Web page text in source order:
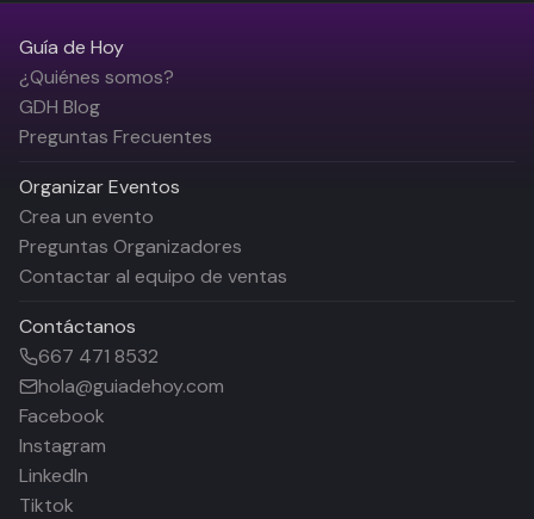
Guía de Hoy
¿Quiénes somos?
GDH Blog
Preguntas Frecuentes
Organizar Eventos
Crea un evento
Preguntas Organizadores
Contactar al equipo de ventas
Contáctanos
667 471 8532
hola@guiadehoy.com
Facebook
Instagram
LinkedIn
Tiktok